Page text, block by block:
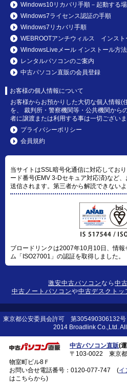
Windows10リカバリ手順－起動する場
Windows7ライセンス認証の手順
Windows7リカバリ手順
WEBROOTアンチウィルス インスト
WindowsLiveメール インストール方法
レンタルパソコンのご案内
中古パソコン直販の会員登録
お客様の個人情報について
お客様からお預かりした大切な個人情報(
を、 裁判所・警察機関等・公共機関から
者に譲渡または利用する事は一切ございま
プライバシーポリシー
会員規約
当サイトはSSL暗号化通信に対応してお
ード番号(EMV 3-Dセキュア対応済)など
送信されます。第三者から解読できない
ブロードリンクは2007年10月10日、情
ム「ISO27001」の認証を取得しました。
激安中古パソコンなら 中
中古ノートパソコンや中古デスクトッ
東京都公安委員会許可 第305490306132
2014 Broadlink Co.,Ltd.
中古パソコン直販(
〒103-0022 東京
物室町ビル8Ｆ
お問い合せ電話番号： 0120-077-747 (イ
はこちらから)